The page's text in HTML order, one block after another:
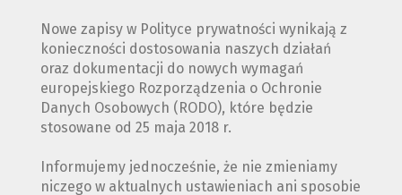
Nowe zapisy w Polityce prywatności wynikają z
konieczności dostosowania naszych działań
oraz dokumentacji do nowych wymagań
europejskiego Rozporządzenia o Ochronie
Danych Osobowych (RODO), które będzie
stosowane od 25 maja 2018 r.
Informujemy jednocześnie, że nie zmieniamy
niczego w aktualnych ustawieniach ani sposobie